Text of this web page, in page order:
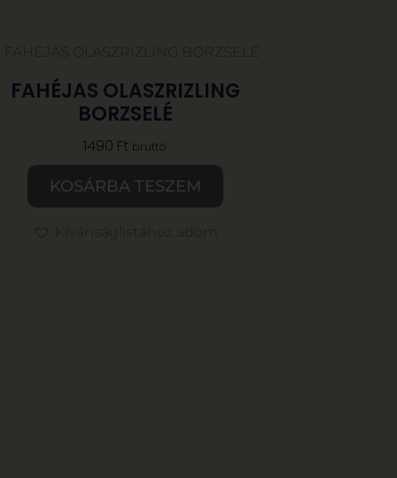
FAHÉJAS OLASZRIZLING
BORZSELÉ
1490 Ft bruttó
KOSÁRBA TESZEM